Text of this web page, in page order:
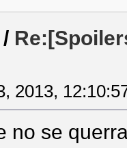
/
2013,
no se